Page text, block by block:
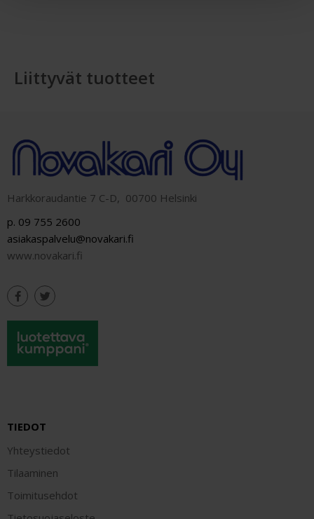
Liittyvät tuotteet
Harkkoraudantie 7 C-D, 00700 Helsinki
p. 09 755 2600
asiakaspalvelu@novakari.fi
www.novakari.fi
TIEDOT
Yhteystiedot
Tilaaminen
Toimitusehdot